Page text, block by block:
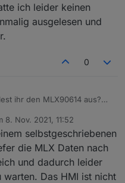
ich leider keinen
ausgelesen und
0
ihr den MLX90614 aus?
über einen
Würde hier gerne den
Bisher hatte ich
Wert wurde nur einmalig
es kein Update mehr.
8. Nov. 2021, 11:52
von
selbstgeschriebenen
die MLX Daten nach
und dadurch leider
Das HMI ist nicht